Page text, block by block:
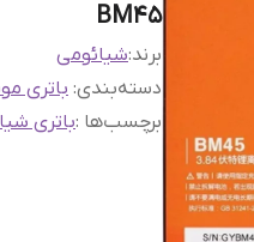
BM45
برند:شیائومی
دسته‌بندی: باتری
برچسب‌ها :باتری